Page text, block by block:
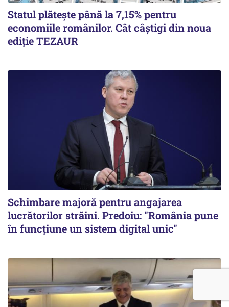
Statul plătește până la 7,15% pentru
economiile românilor. Cât câștigi din noua
ediție TEZAUR
Schimbare majoră pentru angajarea
lucrătorilor străini. Predoiu: "România pune
în funcțiune un sistem digital unic"